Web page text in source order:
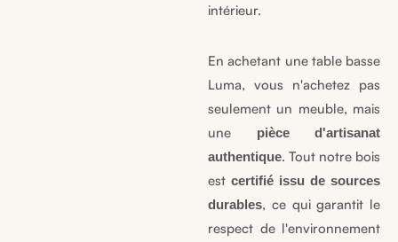
intérieur.
En achetant une table basse
Luma, vous n'achetez pas
seulement un meuble, mais
une
pièce d'artisanat
authentique. Tout notre bois
est certifié issu de sources
durables, ce qui garantit le
respect de l'environnement